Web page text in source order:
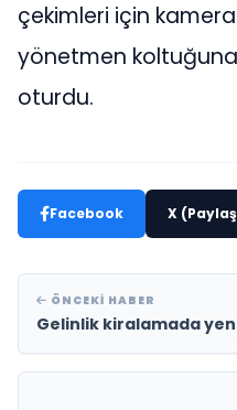
çekimleri için
yönetmen
oturdu.
Facebook X
ÖNCEKI HABER
Gelinlik kiralamada